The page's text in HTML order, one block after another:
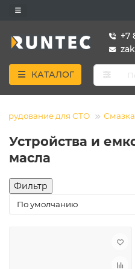
+7
КАТАЛОГ
для СТО
Устройства и
масла
Фильтр